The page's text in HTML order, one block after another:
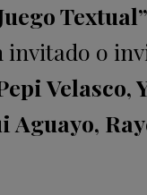
Textual”
o
Velasco,